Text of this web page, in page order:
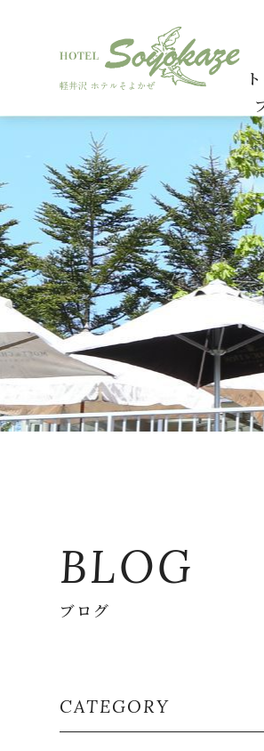
新年のご挨拶！ | カンナよ
BLOG
ブログ
CATEGORY